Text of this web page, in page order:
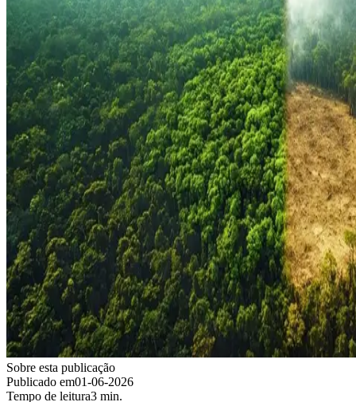
Sobre esta publicação
Publicado em01-06-2026
Tempo de leitura3 min.